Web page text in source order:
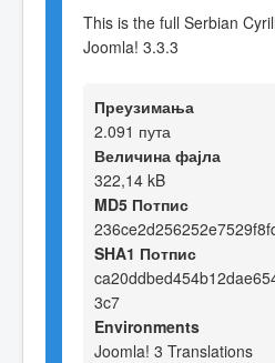
This is the full Serbian
Joomla! 3.3.3
Преузимања
2.091 пута
Величина фајла
322,14 kB
MD5 Потпис
SHA1 Потпис
3c7
Environments
Joomla! 3 Translations